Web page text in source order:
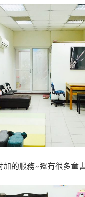
加的服務~還有很多童